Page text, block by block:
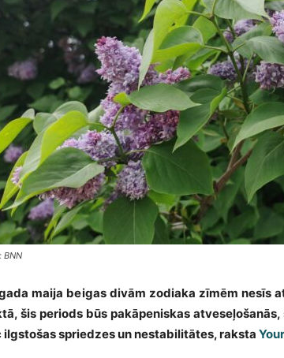
BNN
maija beigas divām zodiaka zīmēm nesīs
šis periods būs pakāpeniskas
ilgstošas spriedzes un nestabilitātes, raksta